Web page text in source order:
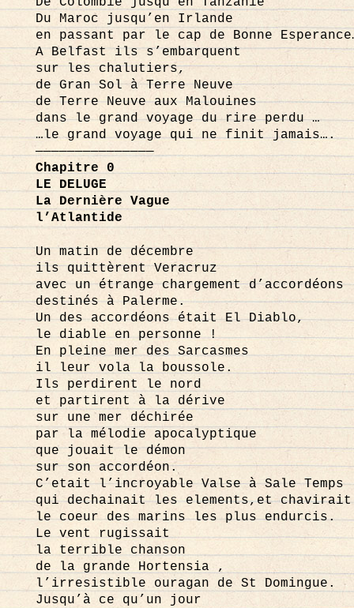
Du Maroc jusqu’en Irlande
en passant par le cap de Bonne
A Belfast ils s’embarquent
sur les chalutiers,
de Gran Sol à Terre Neuve
de Terre Neuve aux Malouines
dans le grand voyage du rire perdu …
…le grand voyage qui ne finit jamais….
———————————————
Chapitre 0
LE DELUGE
La Dernière Vague
l’Atlantide
Un matin de décembre
ils quittèrent Veracruz
avec un étrange chargement d’accordéons
destinés à Palerme.
Un des accordéons était El Diablo,
le diable en personne !
En pleine mer des Sarcasmes
il leur vola la boussole.
Ils perdirent le nord
et partirent à la dérive
sur une mer déchirée
par la mélodie apocalyptique
que jouait le démon
sur son accordéon.
C’etait l’incroyable Valse à Sale Temps
qui dechainait les elements,et chavirait
le coeur des marins les plus endurcis.
Le vent rugissait
la terrible chanson
de la grande Hortensia ,
l’irresistible ouragan de St Domingue.
Jusqu’à ce qu’un jour